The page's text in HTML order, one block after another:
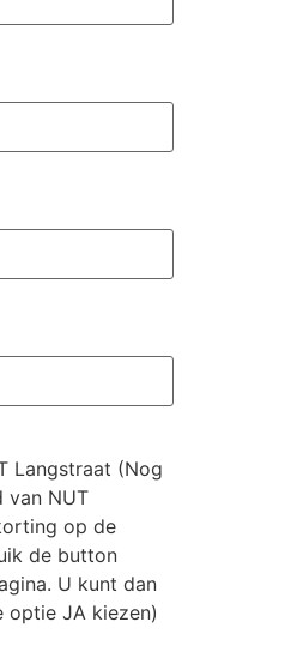
Langstraat (Nog
van NUT
op de
de button
U kunt dan
optie JA kiezen)